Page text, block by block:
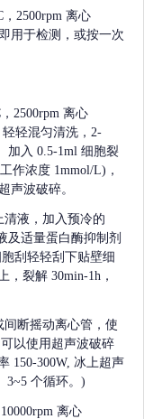
，2500rpm 离心
用于检测，或按一次
，2500rpm 离心
轻混匀清洗，2-
加入 0.5-1ml 细胞裂
作浓度 1mmol/L)，
声波破碎。
液，加入预冷的
及适量蛋白酶抑制剂
刮轻轻刮下贴壁细
，裂解 30min-1h，
断摇动离心管，使
以使用超声波破碎
150-300W, 冰上超声
3~5 个循环。)
离心